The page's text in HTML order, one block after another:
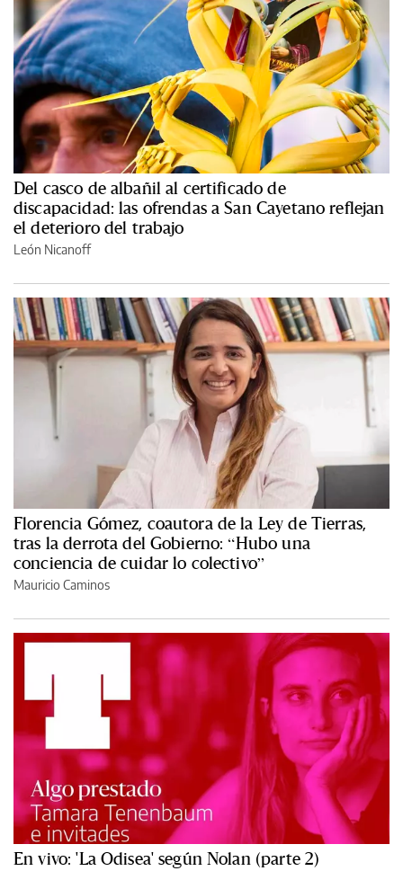
Del casco de albañil al certificado de
discapacidad: las ofrendas a San Cayetano reflejan
el deterioro del trabajo
León Nicanoff
Florencia Gómez, coautora de la Ley de Tierras,
tras la derrota del Gobierno: “Hubo una
conciencia de cuidar lo colectivo”
Mauricio Caminos
En vivo: 'La Odisea' según Nolan (parte 2)